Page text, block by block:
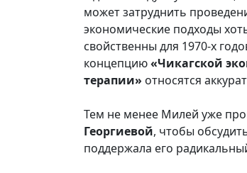
может затруднить
экономические подходы
свойственны для 1970-х
концепцию«Чикагской
терапии» относятся
Тем не менее Милей уже
Георгиевой, чтобы
поддержала его